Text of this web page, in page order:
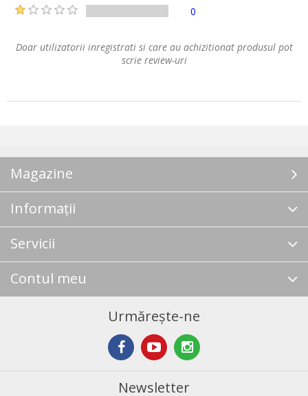
0
Doar utilizatorii inregistrati si care au achizitionat produsul pot
scrie review-uri
Magazine
Informații
Servicii
Contul meu
Urmărește-ne
Newsletter